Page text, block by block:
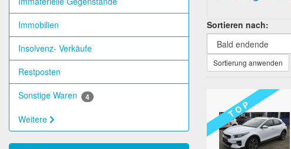
Immobilien
Insolvenz- Verkäufe
Restposten
Sonstige Waren
4
Weitere
Sortieren nach:
Sortierung anwenden
T O P